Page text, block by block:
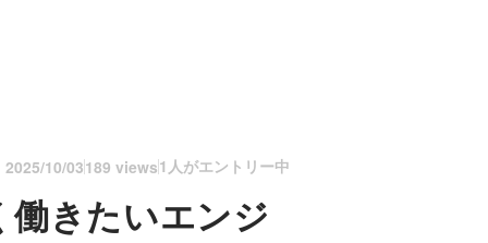
2025/10/03189 views1人がエントリー中
きたいエンジ